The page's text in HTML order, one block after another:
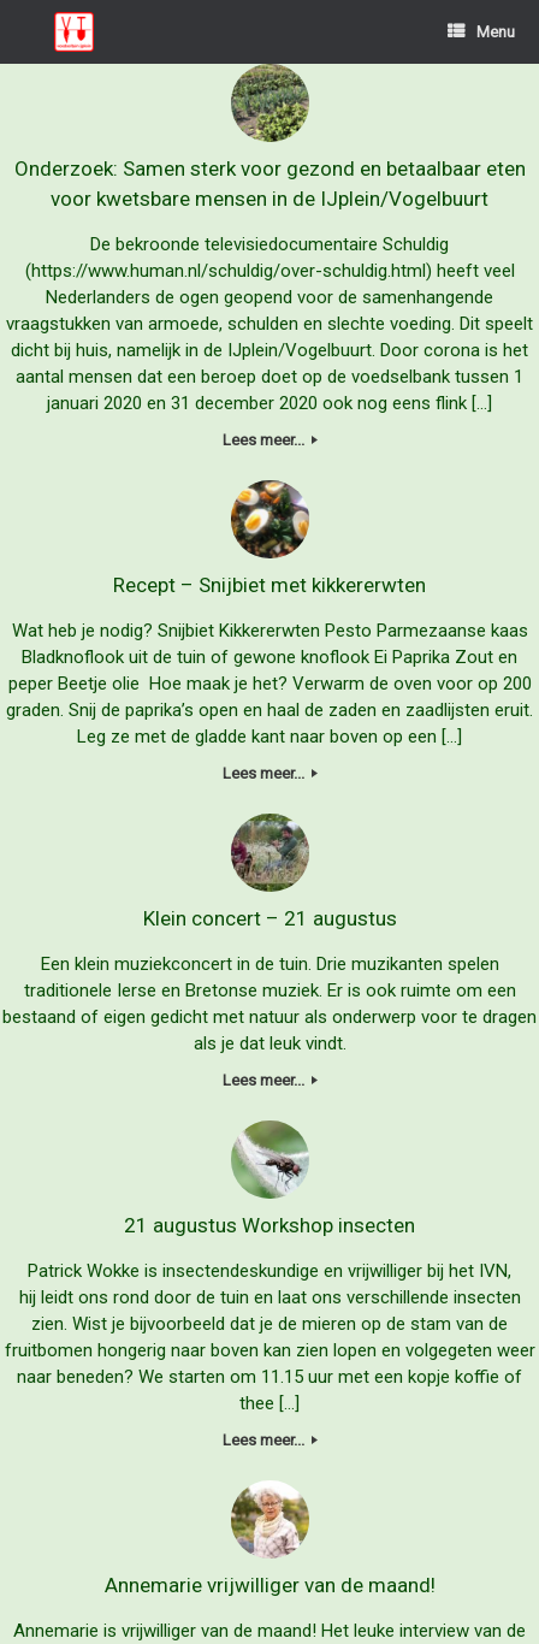
Menu
Onderzoek: Samen sterk voor gezond en betaalbaar eten
voor kwetsbare mensen in de IJplein/Vogelbuurt
De bekroonde televisiedocumentaire Schuldig
(https://www.human.nl/schuldig/over-schuldig.html) heeft veel
Nederlanders de ogen geopend voor de samenhangende
vraagstukken van armoede, schulden en slechte voeding. Dit speelt
dicht bij huis, namelijk in de IJplein/Vogelbuurt. Door corona is het
aantal mensen dat een beroep doet op de voedselbank tussen 1
januari 2020 en 31 december 2020 ook nog eens flink […]
Lees meer...
Recept – Snijbiet met kikkererwten
Wat heb je nodig? Snijbiet Kikkererwten Pesto Parmezaanse kaas
Bladknoflook uit de tuin of gewone knoflook Ei Paprika Zout en
peper Beetje olie Hoe maak je het? Verwarm de oven voor op 200
graden. Snij de paprika’s open en haal de zaden en zaadlijsten eruit.
Leg ze met de gladde kant naar boven op een […]
Lees meer...
Klein concert – 21 augustus
Een klein muziekconcert in de tuin. Drie muzikanten spelen
traditionele Ierse en Bretonse muziek. Er is ook ruimte om een
bestaand of eigen gedicht met natuur als onderwerp voor te dragen
als je dat leuk vindt.
Lees meer...
21 augustus Workshop insecten
Patrick Wokke is insectendeskundige en vrijwilliger bij het IVN,
hij leidt ons rond door de tuin en laat ons verschillende insecten
zien. Wist je bijvoorbeeld dat je de mieren op de stam van de
fruitbomen hongerig naar boven kan zien lopen en volgegeten weer
naar beneden? We starten om 11.15 uur met een kopje koffie of
thee […]
Lees meer...
Annemarie vrijwilliger van de maand!
Annemarie is vrijwilliger van de maand! Het leuke interview van de